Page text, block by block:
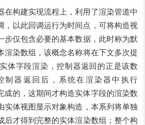
在构建实现流程上，利用了渲染管道中
，以此回调运行为时间点，可将构造视
步仅包含必要的基本数据，此时称为默
渲染数组，该概念名称将在下文多次提
体字段渲染，控制器返回的正是该数
制器返回后，系统在渲染器中执行
成的，这期间才构造实体字段的渲染数
实体视图显示对象构造，本系列将单独
后才得到完整的实体渲染数组；整个构